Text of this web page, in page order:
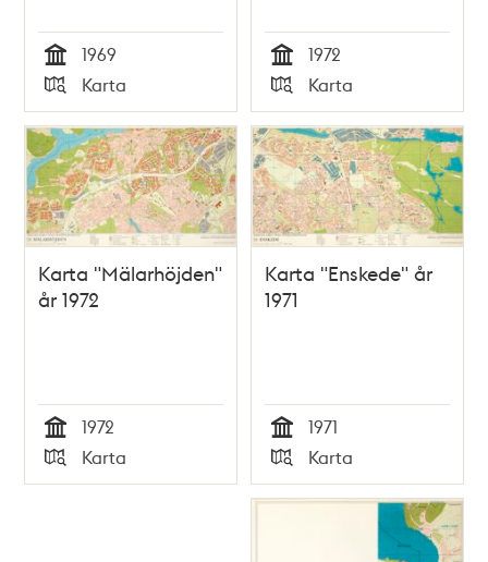
Tid
1969
Typ
Karta Tid
1972
Typ
Karta
Karta "Mälarhöjden"
år 1972
Tid
1972
Typ
Karta
Karta "Enskede" år
1971
Tid
1971
Typ
Karta